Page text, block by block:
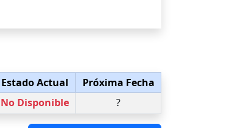
Estado Actual
Próxima Fecha
No Disponible ?